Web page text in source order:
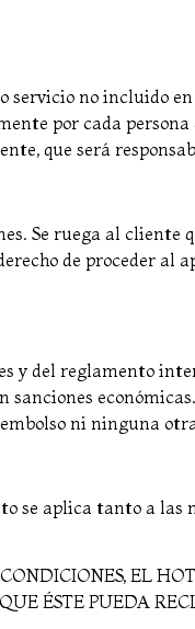
no incluido
por cada persona
que será
Se ruega al cliente
de proceder al
y del reglamento
ni ninguna
se aplica tanto a las
EL
ÉSTE PUEDA